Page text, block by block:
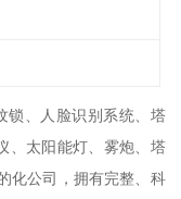
锁、人脸识别系统、塔
、太阳能灯、雾炮、塔
化公司，拥有完整、科